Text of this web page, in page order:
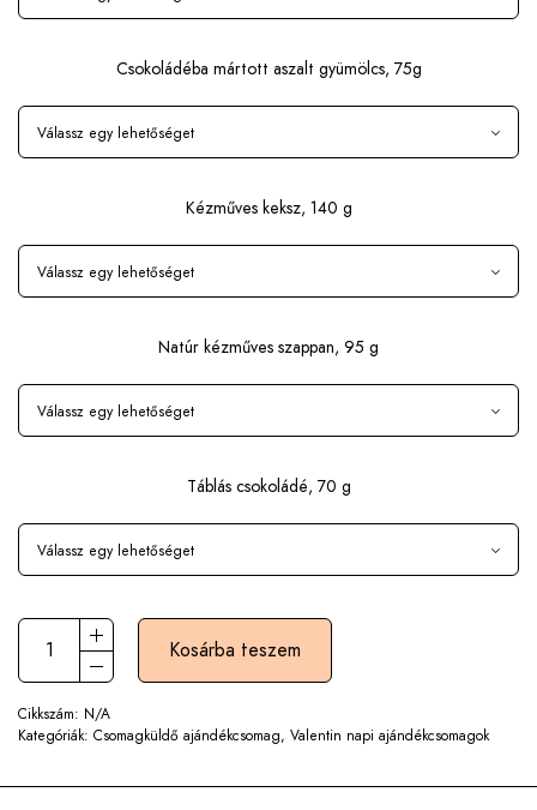
Csokoládéba mártott aszalt gyümölcs, 75g
Kézműves keksz, 140 g
Natúr kézműves szappan, 95 g
Táblás csokoládé, 70 g
Kosárba teszem
Cikkszám: N/A
Kategóriák: Csomagküldő ajándékcsomag, Valentin napi ajándékcsomagok